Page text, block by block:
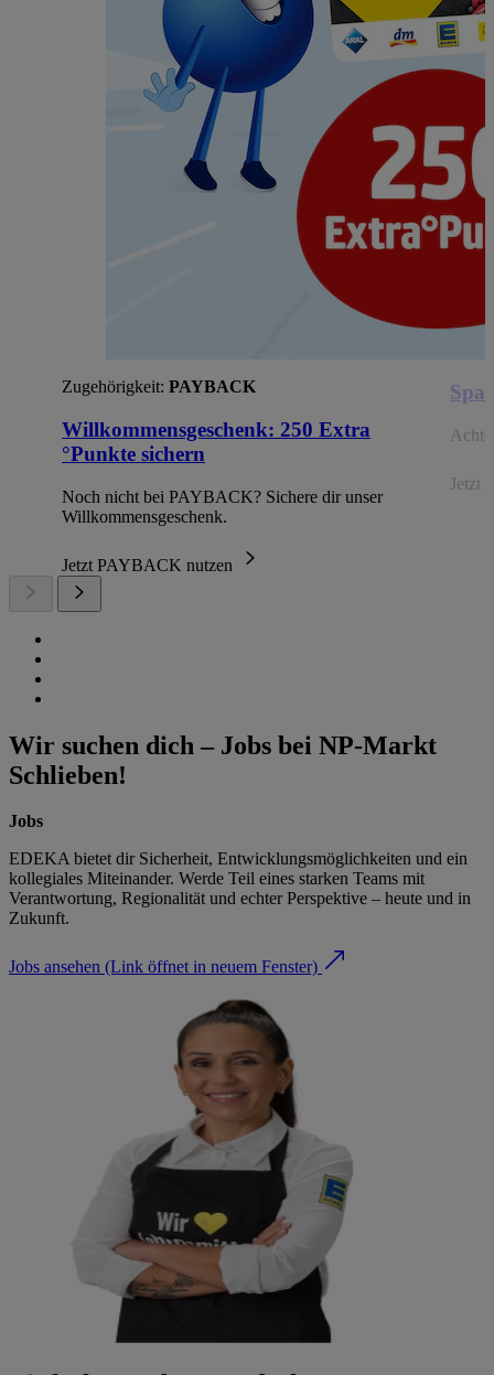
Zugehörigkeit: PAYBACK
Willkommensgeschenk: 250 Extra
°Punkte sichern
Noch nicht bei PAYBACK? Sichere dir unser
Willkommensgeschenk.
Jetzt PAYBACK nutzen
Jetzt
Wir suchen dich – Jobs bei NP-Markt
Schlieben!
Jobs
EDEKA bietet dir Sicherheit, Entwicklungsmöglichkeiten und ein
kollegiales Miteinander. Werde Teil eines starken Teams mit
Verantwortung, Regionalität und echter Perspektive – heute und in
Zukunft.
Jobs ansehen (Link öffnet in neuem Fenster)